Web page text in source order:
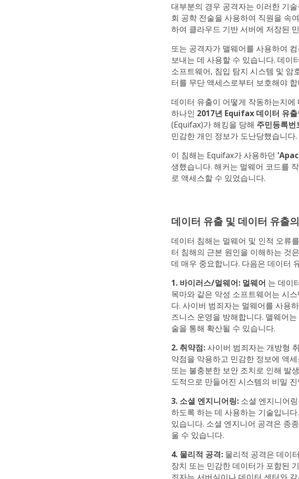
대부분의 경우 공격자는 이러한 기
회 공학 전술을 사용하여 직원을 속
하여 클라우드 기반 서버에 저장된
또는 공격자가 맬웨어를 사용하여
보내는 데 사용할 수 있습니다. 데이
소프트웨어, 침입 탐지 시스템 및 암
터를 무단 액세스로부터 보호해야 합
데이터 유출이 어떻게 작동하는지
하나인 2017년 Equifax 데이터 유출
(Equifax)가 해킹을 당해 주민등록번
민감한 개인 정보가 도난당했습니다.
이 침해는 Equifax가 사용하던
생했습니다. 해커는 멀웨어 코드를
로 액세스할 수 있었습니다.
데이터 유출 및 데이터 유출
데이터 침해는 멀웨어 및 인적 오류
터 침해의 근본 원인을 이해하는 것
데 매우 중요합니다. 다음은 데이터
1. 바이러스/멀웨어: 멀웨어 는 데이
목마와 같은 악성 소프트웨어는 시
다. 사이버 범죄자는 멀웨어를 사용
즈니스 운영을 방해합니다. 맬웨어
술을 통해 확산될 수 있습니다.
2. 취약점:사이버 범죄자는 개방형
약점을 악용하고 민감한 정보에 액
또는 불충분한 보안 조치로 인해 발
도적으로 만들어진 시스템의 비밀
3. 소셜 엔지니어링: 소셜 엔지니어
하도록 하는 데 사용하는 기술입니
있습니다. 소셜 엔지니어 공격은 종
울 수 있습니다.
4. 물리적 공격: 물리적 공격은 데이
장치 또는 민감한 데이터가 포함된